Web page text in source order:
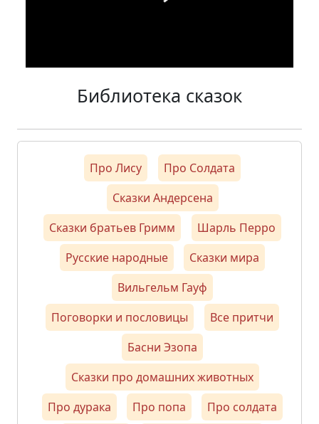
Библиотека сказок
Про Лису
Про Солдата
Сказки Андерсена
Сказки братьев Гримм
Шарль Перро
Русские народные
Сказки мира
Вильгельм Гауф
Поговорки и пословицы
Все притчи
Басни Эзопа
Сказки про домашних животных
Про дурака
Про попа
Про солдата